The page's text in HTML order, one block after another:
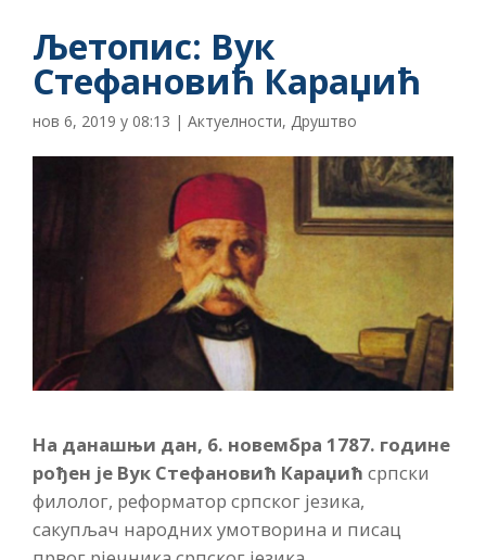
Љетопис: Вук
Стефановић Караџић
нов 6, 2019 у 08:13 | Актуелности, Друштво
На данашњи дан, 6. новембра 1787. године
рођен је Вук Стефановић Караџић српски
филолог, реформатор српског језика,
сакупљач народних умотворина и писац